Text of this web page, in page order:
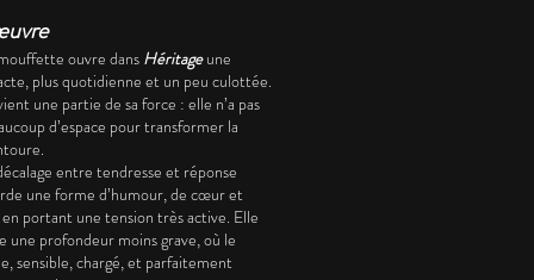
ouvre dansHéritage une
plus quotidienne et un peu culottée.
une partie de sa force : elle n’a pas
d’espace pour transformer la
entre tendresse et réponse
une forme d’humour, de cœur et
portant une tension très active. Elle
une profondeur moins grave, où le
sensible, chargé, et parfaitement